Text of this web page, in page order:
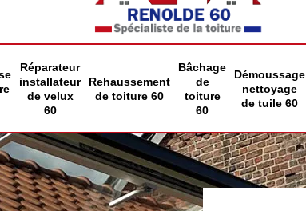
Réparateur
installateur
de velux
60
Rehaussement
de toiture 60
Bâchage
de
toiture
60
Démoussage
nettoyage
de tuile 60